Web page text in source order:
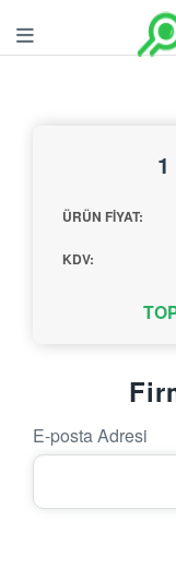
ÜRÜN FİYAT:
KDV:
E-posta Adresi